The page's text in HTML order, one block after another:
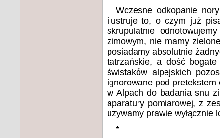
Wczesne odkopanie
ilustruje to, o czym już
skrupulatnie
zimowym, nie mamy
posiadamy absolutnie
tatrzańskie, a dość
świstaków alpejskich
ignorowane pod
w Alpach do badania snu
aparatury pomiarowej, z
używamy prawie wyłącznie
*